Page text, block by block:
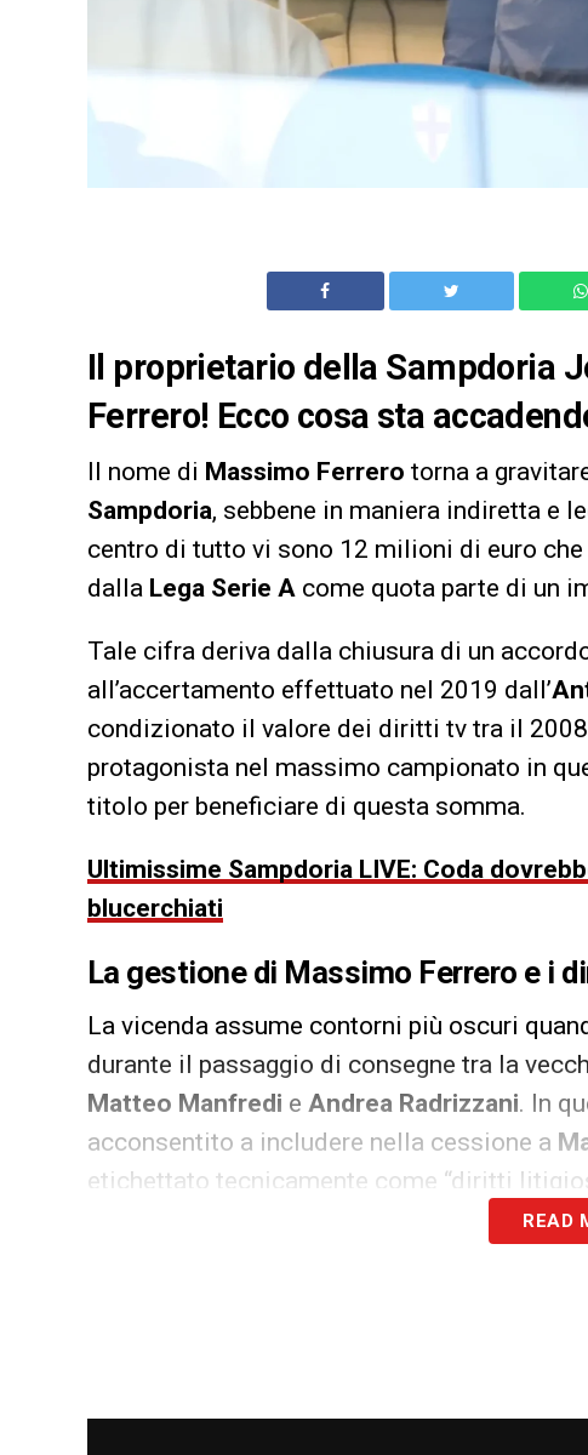
Il proprietario della Sampdoria
Ferrero! Ecco cosa sta
Il nome di Massimo Ferrero torna a
Sampdoria, sebbene in maniera indiretta e
centro di tutto vi sono 12 milioni di euro
dalla Lega Serie A come quota parte di un
Tale cifra deriva dalla chiusura di un
all’accertamento effettuato nel 2019 dall’
condizionato il valore dei diritti tv tra il
protagonista nel massimo campionato in
titolo per beneficiare di questa somma.
Ultimissime Sampdoria LIVE: Coda
blucerchiati
La gestione di Massimo Ferrero e i
La vicenda assume contorni più oscuri
durante il passaggio di consegne tra la
Matteo Manfredi e Andrea Radrizzani. In
acconsentito a includere nella cessione a
etichettato tecnicamente come “diritti
Secondo l’intesa raggiunta, il gruppo
READ